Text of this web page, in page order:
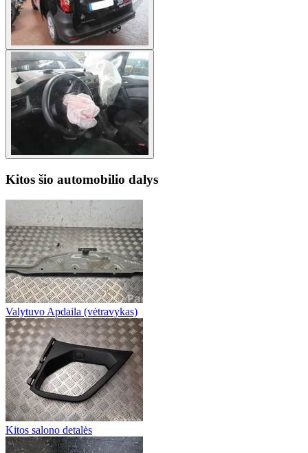
Kitos šio automobilio dalys
Valytuvo Apdaila (vėtravykas)
Kitos salono detalės